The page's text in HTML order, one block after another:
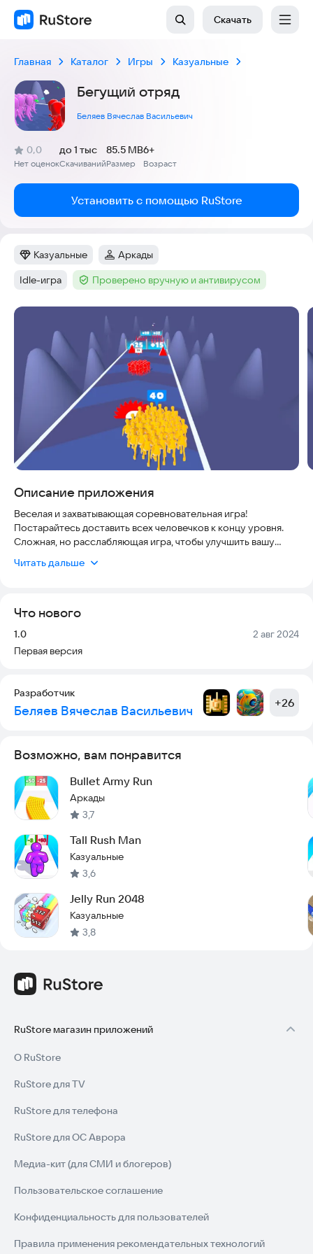
Скачать
Главная Каталог Игры Казуальные
Бегущий отряд
Беляев Вячеслав Васильевич
Рейтинг:
0,0
(
Нет оценок
)
Скачиваний
до 1 тыс
Размер
85.5 MB
Возраст
6+
Установить с помощью RuStore
Категория:
Казуальные Категория:
Аркады
Тег:
Idle-игра Тег :Проверено вручную и антивирусом
Скриншоты
Описание приложения
Веселая и захватывающая соревновательная игра!
Постарайтесь доставить всех человечков к концу уровня.
Сложная, но расслабляющая игра, чтобы улучшить вашу
• Постарайтесь спасти как можно больше человечков и
Читать дальше
Что нового
Версия:
1.0 Дата:
2 авг 2024
Первая версия
Разработчик
Беляев Вячеслав Васильевич +26
Возможно, вам понравится
Bullet Army Run
Аркады
3,7
Tall Rush Man
Казуальные
3,6
Jelly Run 2048
Казуальные
3,8
RuStore магазин приложений
О RuStore
RuStore для TV
RuStore для телефона
RuStore для ОС Аврора
Медиа-кит (для СМИ и блогеров)
Пользовательское соглашение
Конфиденциальность для пользователей
Правила применения рекомендательных технологий